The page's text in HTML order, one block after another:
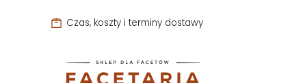
Czas, koszty i terminy dostawy